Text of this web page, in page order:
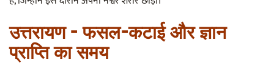
उत्तरायण - फसल-कटाई और ज्ञान
प्राप्ति का समय